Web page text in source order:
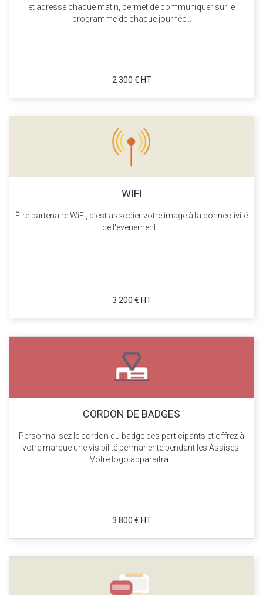
et adressé chaque matin, permet de communiquer sur le
programme de chaque journée...
2 300 € HT
WIFI
Être partenaire WiFi, c’est associer votre image à la connectivité
de l'événement...
3 200 € HT
CORDON DE BADGES
Personnalisez le cordon du badge des participants et offrez à
votre marque une visibilité permanente pendant les Assises.
Votre logo apparaitra...
3 800 € HT